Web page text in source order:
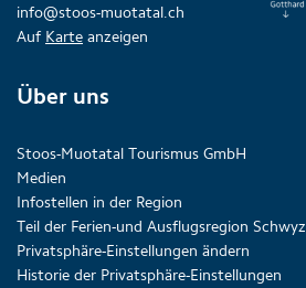
info@stoos-muotatal.ch
Auf Karte anzeigen
Über uns
Stoos-Muotatal Tourismus GmbH
Medien
Infostellen in der Region
Teil der Ferien-und Ausflugsregion Schwyz
Privatsphäre-Einstellungen ändern
Historie der Privatsphäre-Einstellungen